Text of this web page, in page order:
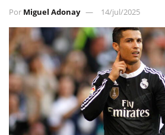
Por Miguel Adonay 14/jul/2025